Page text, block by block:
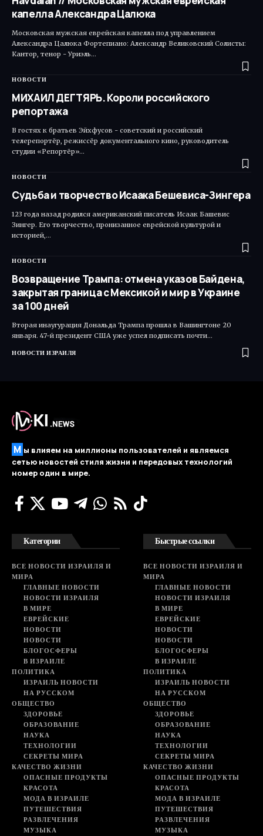
капелла Александра Цалюка
Московская мужская еврейская капелла под управлением
Александра Цалюка Фортепиано: Александр Великовский Солисты:
Кантор, тенор - Уриэль…
НОВОСТИ
МИХАИЛ ДЕГТЯРЬ. Короли российского
репортажа
В гостях к братьев Эйхфусов - советский и российский
телерепортёр, режиссёр документального кино, руководитель
студии «Репортёр»…
НОВОСТИ
Судьба и творчество Исаака Бешевиса-Зингера
123 года назад родился американский писатель Исаак Башевис
Зингер. Его творчество, пронизанное еврейской культурой и
историей,…
НОВОСТИ
Возвращение Трампа: отмена указов Байдена,
закрытая граница с Мексикой и мир в Украине
за 100 дней
Вторая инаугурация Дональда Трампа прошла в Вашингтоне 20
января. 47-й президент США уже успел подписать почти…
НОВОСТИ ИЗРАИЛЯ
М ы влияем на миллионы пользователей и являемся
сетью новостей стиля жизни и передовых технологий
номер один в мире.
Категории
ВСЕ НОВОСТИ ИЗРАИЛЯ И
МИРА
ГЛАВНЫЕ НОВОСТИ
НОВОСТИ ИЗРАИЛЯ
В МИРЕ
ЕВРЕЙСКИЕ
НОВОСТИ
НОВОСТИ
БЛОГОСФЕРЫ
В ИЗРАИЛЕ
ПОЛИТИКА
ИЗРАИЛЬ НОВОСТИ
НА РУССКОМ
ОБЩЕСТВО
ЗДОРОВЬЕ
ОБРАЗОВАНИЕ
НАУКА
ТЕХНОЛОГИИ
СЕКРЕТЫ МИРА
КАЧЕСТВО ЖИЗНИ
ОПАСНЫЕ ПРОДУКТЫ
КРАСОТА
МОДА В ИЗРАИЛЕ
ПУТЕШЕСТВИЯ
РАЗВЛЕЧЕНИЯ
МУЗЫКА
Быстрые ссылки
ВСЕ НОВОСТИ ИЗРАИЛЯ И
МИРА
ГЛАВНЫЕ НОВОСТИ
НОВОСТИ ИЗРАИЛЯ
В МИРЕ
ЕВРЕЙСКИЕ
НОВОСТИ
НОВОСТИ
БЛОГОСФЕРЫ
В ИЗРАИЛЕ
ПОЛИТИКА
ИЗРАИЛЬ НОВОСТИ
НА РУССКОМ
ОБЩЕСТВО
ЗДОРОВЬЕ
ОБРАЗОВАНИЕ
НАУКА
ТЕХНОЛОГИИ
СЕКРЕТЫ МИРА
КАЧЕСТВО ЖИЗНИ
ОПАСНЫЕ ПРОДУКТЫ
КРАСОТА
МОДА В ИЗРАИЛЕ
ПУТЕШЕСТВИЯ
РАЗВЛЕЧЕНИЯ
МУЗЫКА